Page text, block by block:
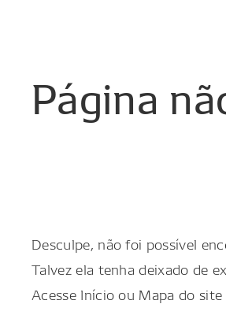
Página
Desculpe, não foi possível
Talvez ela tenha deixado de
Acesse Início ou Mapa do